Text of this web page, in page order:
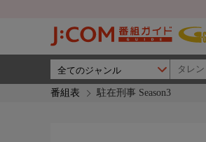
番組表 駐在刑事 Season3